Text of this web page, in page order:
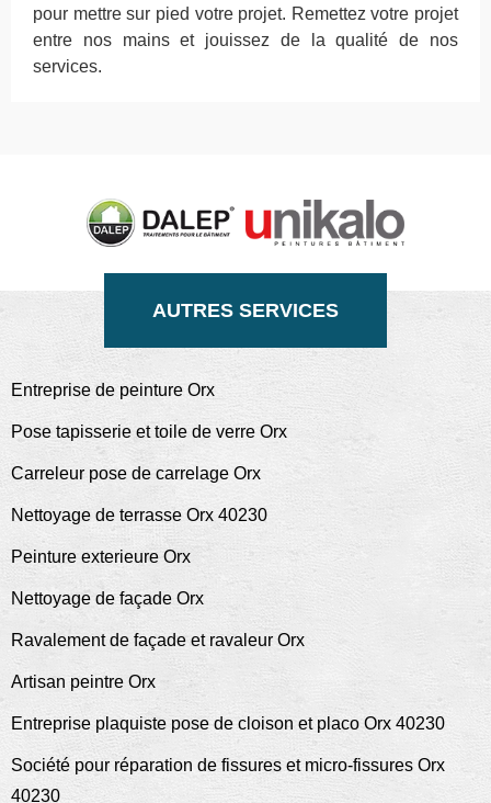
pour mettre sur pied votre projet. Remettez votre projet
entre nos mains et jouissez de la qualité de nos
services.
AUTRES SERVICES
Entreprise de peinture Orx
Pose tapisserie et toile de verre Orx
Carreleur pose de carrelage Orx
Nettoyage de terrasse Orx 40230
Peinture exterieure Orx
Nettoyage de façade Orx
Ravalement de façade et ravaleur Orx
Artisan peintre Orx
Entreprise plaquiste pose de cloison et placo Orx 40230
Société pour réparation de fissures et micro-fissures Orx
40230